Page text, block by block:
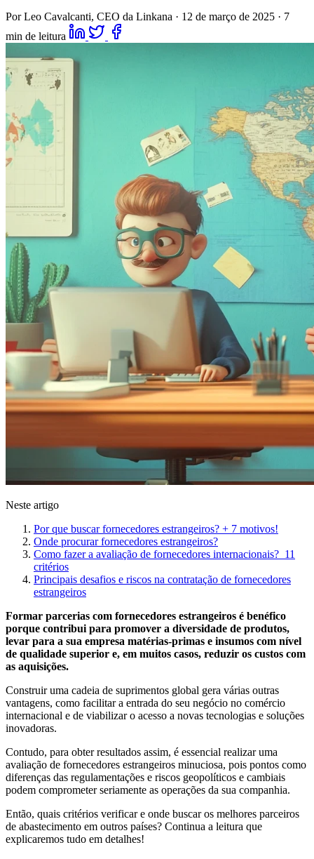
Por Leo Cavalcanti, CEO da Linkana · 12 de março de 2025 · 7
min de leitura
Neste artigo
Por que buscar fornecedores estrangeiros? + 7 motivos!
Onde procurar fornecedores estrangeiros?
Como fazer a avaliação de fornecedores internacionais? 11
critérios
Principais desafios e riscos na contratação de fornecedores
estrangeiros
Formar parcerias com fornecedores estrangeiros é benéfico
porque contribui para promover a diversidade de produtos,
levar para a sua empresa matérias-primas e insumos com nível
de qualidade superior e, em muitos casos, reduzir os custos com
as aquisições.
Construir uma cadeia de suprimentos global gera várias outras
vantagens, como facilitar a entrada do seu negócio no comércio
internacional e de viabilizar o acesso a novas tecnologias e soluções
inovadoras.
Contudo, para obter resultados assim, é essencial realizar uma
avaliação de fornecedores estrangeiros minuciosa, pois pontos como
diferenças das regulamentações e riscos geopolíticos e cambiais
podem comprometer seriamente as operações da sua companhia.
Então, quais critérios verificar e onde buscar os melhores parceiros
de abastecimento em outros países? Continua a leitura que
explicaremos tudo em detalhes!